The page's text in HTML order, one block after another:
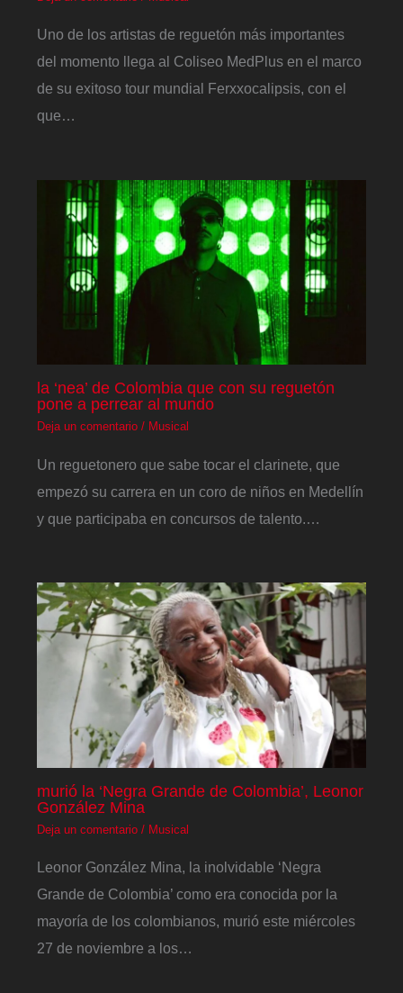
Uno de los artistas de reguetón más importantes
del momento llega al Coliseo MedPlus en el marco
de su exitoso tour mundial Ferxxocalipsis, con el
que…
la ‘nea’ de Colombia que con su reguetón
pone a perrear al mundo
Deja un comentario / Musical
Un reguetonero que sabe tocar el clarinete, que
empezó su carrera en un coro de niños en Medellín
y que participaba en concursos de talento.…
murió la ‘Negra Grande de Colombia’, Leonor
González Mina
Deja un comentario / Musical
Leonor González Mina, la inolvidable ‘Negra
Grande de Colombia’ como era conocida por la
mayoría de los colombianos, murió este miércoles
27 de noviembre a los…